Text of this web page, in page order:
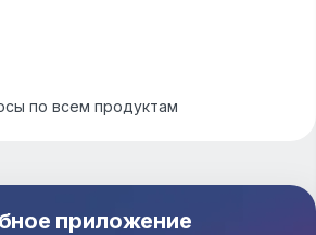
по всем продуктам
приложение